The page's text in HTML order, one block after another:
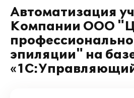
Автоматизация
Компании ООО
эпиляции" на